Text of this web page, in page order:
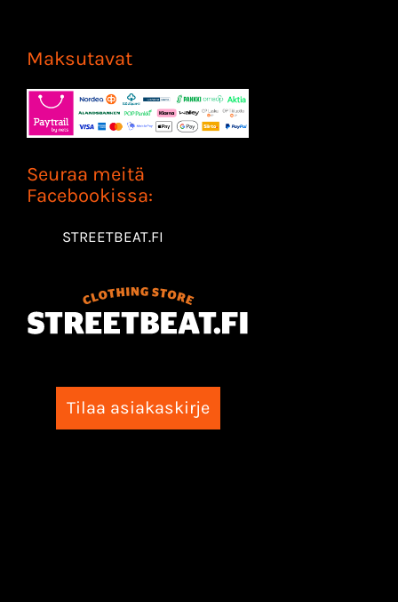
Maksutavat
Seuraa meitä
Facebookissa:
STREETBEAT.FI